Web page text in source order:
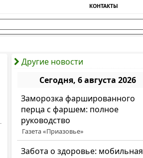
КОНТАКТЫ
Другие новости
Сегодня, 6 августа 2026
Заморозка фаршированного
перца с фаршем: полное
руководство
Газета «Приазовье»
Забота о здоровье: мобильная